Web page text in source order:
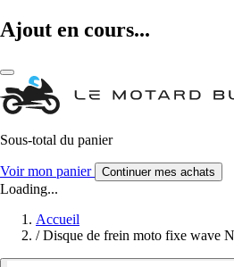
Ajout en cours...
Sous-total du panier
Voir mon panier Continuer mes achats
Loading...
Accueil
/ Disque de frein moto fixe wave